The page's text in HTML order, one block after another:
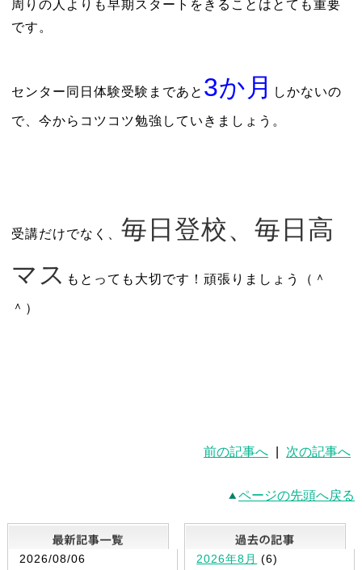
周りの人よりも早期スタートをきることはとても重要
です。
センター同日体験受験まであと 3か月 しかないの
で、今からコツコツ勉強していきましょう。
受講だけでなく、 毎日登校、毎日高
マス もとっても大切です！頑張りましょう（＾
＾）
前の記事へ 次の記事へ
ページの先頭へ戻る
最新記事一覧
2026/08/06
2026年8月 (6)